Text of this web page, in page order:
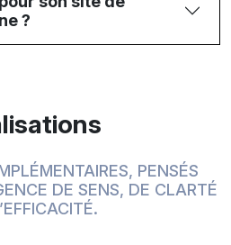
?
PENSÉS
DE SENS, DE CLARTÉ